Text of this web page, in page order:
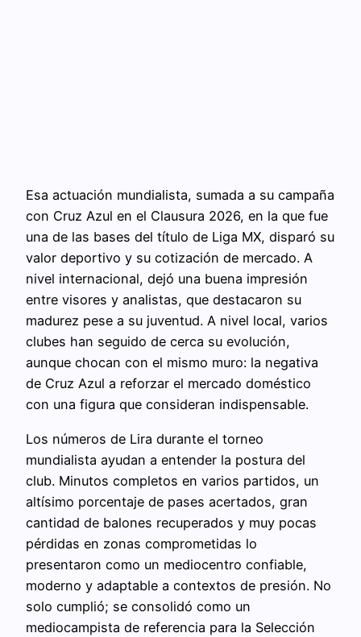
Esa actuación mundialista, sumada a su campaña
con Cruz Azul en el Clausura 2026, en la que fue
una de las bases del título de Liga MX, disparó su
valor deportivo y su cotización de mercado. A
nivel internacional, dejó una buena impresión
entre visores y analistas, que destacaron su
madurez pese a su juventud. A nivel local, varios
clubes han seguido de cerca su evolución,
aunque chocan con el mismo muro: la negativa
de Cruz Azul a reforzar el mercado doméstico
con una figura que consideran indispensable.
Los números de Lira durante el torneo
mundialista ayudan a entender la postura del
club. Minutos completos en varios partidos, un
altísimo porcentaje de pases acertados, gran
cantidad de balones recuperados y muy pocas
pérdidas en zonas comprometidas lo
presentaron como un mediocentro confiable,
moderno y adaptable a contextos de presión. No
solo cumplió; se consolidó como un
mediocampista de referencia para la Selección